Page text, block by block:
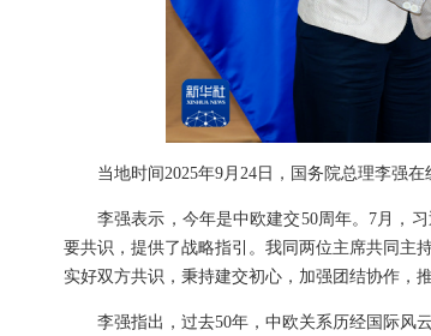
当地时间2025年9月24日，国务院总理李强
李强表示，今年是中欧建交50周年。7月，
要共识，提供了战略指引。我同两位主席共同主
实好双方共识，秉持建交初心，加强团结协作，
李强指出，过去50年，中欧关系历经国际风